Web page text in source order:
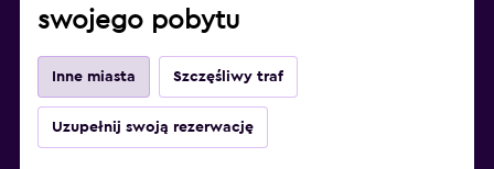
swojego pobytu
Inne miasta Szczęśliwy traf
Uzupełnij swoją rezerwację